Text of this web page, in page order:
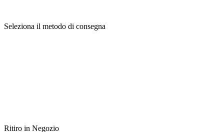
Seleziona il metodo di consegna
Ritiro in Negozio